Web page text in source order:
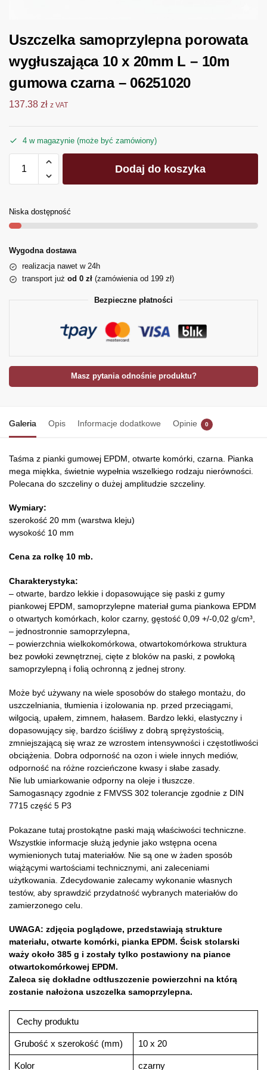
Uszczelka samoprzylepna porowata
wygłuszająca 10 x 20mm L – 10m
gumowa czarna – 06251020
137.38 zł z VAT
4 w magazynie (może być zamówiony)
Dodaj do koszyka
Niska dostępność
Wygodna dostawa
realizacja nawet w 24h
transport już od 0 zł (zamówienia od 199 zł)
Bezpieczne płatności
Masz pytania odnośnie produktu?
Galeria Opis Informacje dodatkowe Opinie 0
Taśma z pianki gumowej EPDM, otwarte komórki, czarna. Pianka
mega miękka, świetnie wypełnia wszelkiego rodzaju nierówności.
Polecana do szczeliny o dużej amplitudzie szczeliny.
Wymiary:
szerokość 20 mm (warstwa kleju)
wysokość 10 mm
Cena za rolkę 10 mb.
Charakterystyka:
– otwarte, bardzo lekkie i dopasowujące się paski z gumy
piankowej EPDM, samoprzylepne materiał guma piankowa EPDM
o otwartych komórkach, kolor czarny, gęstość 0,09 +/-0,02 g/cm³,
– jednostronnie samoprzylepna,
– powierzchnia wielkokomórkowa, otwartokomórkowa struktura
bez powłoki zewnętrznej, cięte z bloków na paski, z powłoką
samoprzylepną i folią ochronną z jednej strony.
Może być używany na wiele sposobów do stałego montażu, do
uszczelniania, tłumienia i izolowania np. przed przeciągami,
wilgocią, upałem, zimnem, hałasem. Bardzo lekki, elastyczny i
dopasowujący się, bardzo ściśliwy z dobrą sprężystością,
zmniejszającą się wraz ze wzrostem intensywności i częstotliwości
obciążenia. Dobra odporność na ozon i wiele innych mediów,
odporność na różne rozcieńczone kwasy i słabe zasady.
Nie lub umiarkowanie odporny na oleje i tłuszcze.
Samogasnący zgodnie z FMVSS 302 tolerancje zgodnie z DIN
7715 część 5 P3
Pokazane tutaj prostokątne paski mają właściwości techniczne.
Wszystkie informacje służą jedynie jako wstępna ocena
wymienionych tutaj materiałów. Nie są one w żaden sposób
wiążącymi wartościami technicznymi, ani zaleceniami
użytkowania. Zdecydowanie zalecamy wykonanie własnych
testów, aby sprawdzić przydatność wybranych materiałów do
zamierzonego celu.
UWAGA: zdjęcia poglądowe, przedstawiają strukture
materiału, otwarte komórki, pianka EPDM. Ścisk stolarski
waży około 385 g i zostały tylko postawiony na piance
otwartokomórkowej EPDM.
Zaleca się dokładne odtłuszczenie powierzchni na którą
zostanie nałożona uszczelka samoprzylepna.
Cechy produktu
Grubość x szerokość (mm) 10 x 20
Kolor czarny